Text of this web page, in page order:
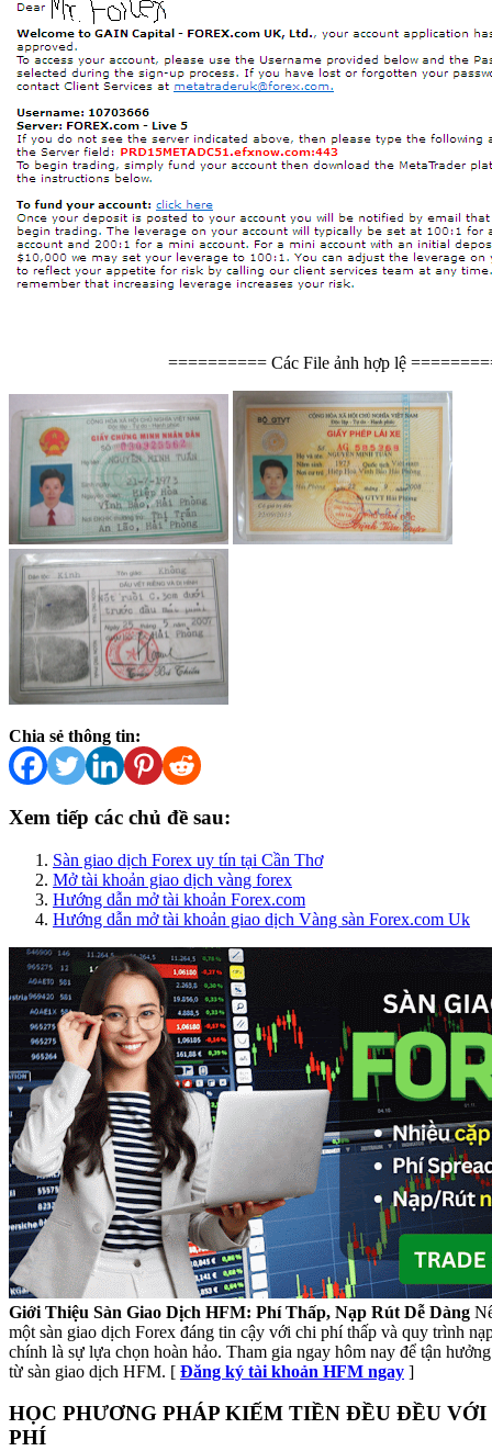
========== Các File ảnh hợp lệ
Chia sẻ thông tin:
Xem tiếp các chủ đề sau:
Sàn giao dịch Forex uy tín tại Cần Thơ
Mở tài khoản giao dịch vàng forex
Hướng dẫn mở tài khoản Forex.com
Hướng dẫn mở tài khoản giao dịch Vàng sàn Forex.com Uk
Giới Thiệu Sàn Giao Dịch HFM: Phí Thấp, Nạp Rút Dễ Dàng
một sàn giao dịch Forex đáng tin cậy với chi phí thấp và quy trình
chính là sự lựa chọn hoàn hảo. Tham gia ngay hôm nay để tận
từ sàn giao dịch HFM. [ Đăng ký tài khoản HFM ngay ]
HỌC PHƯƠNG PHÁP KIẾM TIỀN ĐỀU ĐỀU
PHÍ